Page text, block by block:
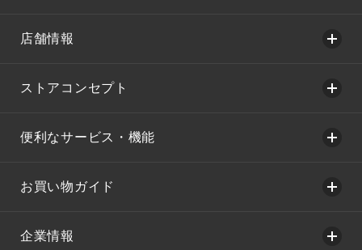
店舗情報
ストアコンセプト
便利なサービス・機能
お買い物ガイド
企業情報